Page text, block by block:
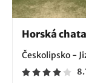
Horská
Českolipsko -